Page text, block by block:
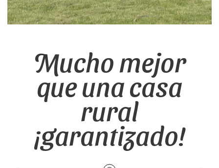
Mucho mejor
que una casa
rural
¡garantizado!